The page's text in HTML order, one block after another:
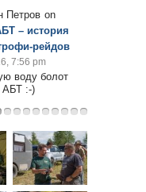
Петров on
– история
рейдов
7:56 pm
воду болот
АБТ :-)